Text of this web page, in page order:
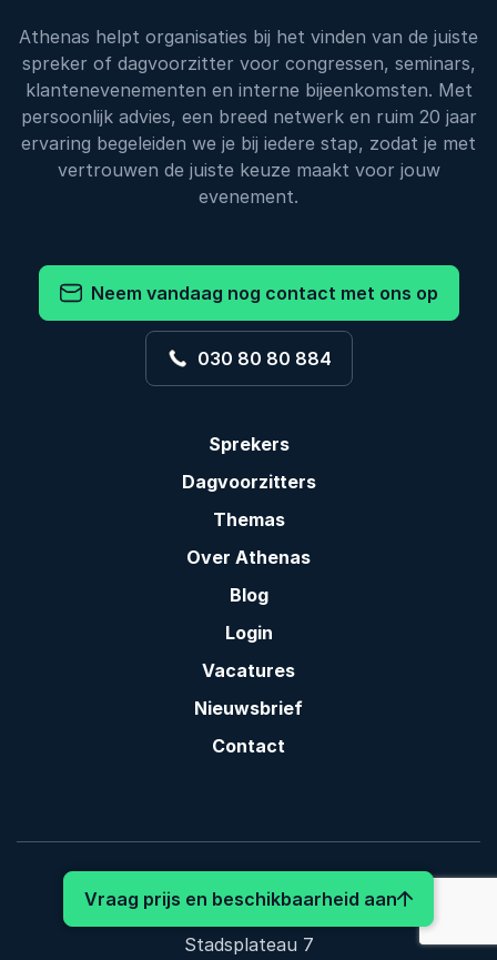
Vraag prijs en beschikbaarheid aan: Karl Raats
Athenas helpt organisaties bij het vinden van de juiste
spreker of dagvoorzitter voor congressen, seminars,
klantenevenementen en interne bijeenkomsten. Met
persoonlijk advies, een breed netwerk en ruim 20 jaar
ervaring begeleiden we je bij iedere stap, zodat je met
vertrouwen de juiste keuze maakt voor jouw
evenement.
Neem vandaag nog contact met ons op
030 80 80 884
Sprekers
Dagvoorzitters
Themas
Over Athenas
Blog
Login
Vacatures
Nieuwsbrief
Contact
© 2026
Stadsplateau 7